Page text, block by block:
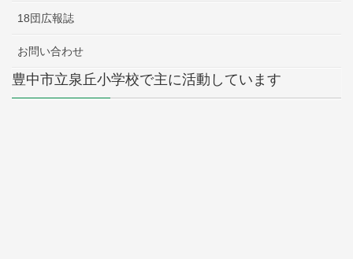
18団広報誌
お問い合わせ
豊中市立泉丘小学校で主に活動しています